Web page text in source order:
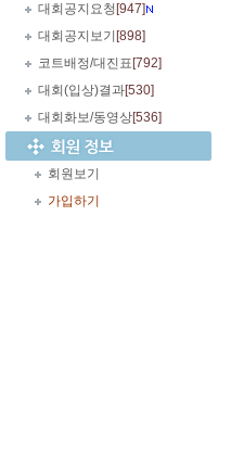
대회공지요청 [947]
대회공지보기 [898]
코트배정/대진표 [792]
대회(입상)결과[530]
대회화보/동영상[536]
회원보기
가입하기